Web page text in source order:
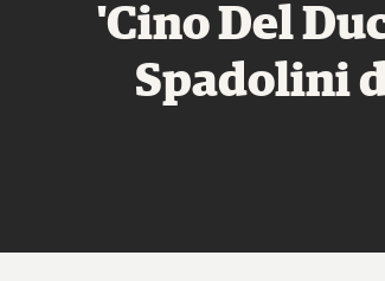
'Cino Del
Spadolini